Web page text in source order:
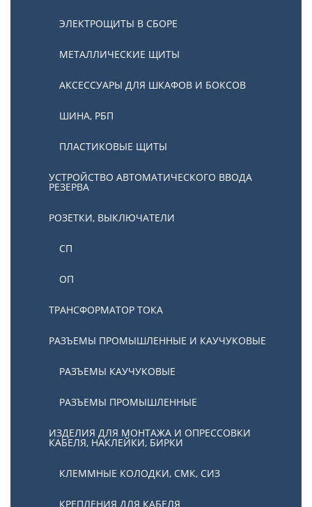
ЭЛЕКТРОЩИТЫ В СБОРЕ
МЕТАЛЛИЧЕСКИЕ ЩИТЫ
АКСЕССУАРЫ ДЛЯ ШКАФОВ И БОКСОВ
ШИНА, РБП
ПЛАСТИКОВЫЕ ЩИТЫ
УСТРОЙСТВО АВТОМАТИЧЕСКОГО ВВОДА
РЕЗЕРВА
РОЗЕТКИ, ВЫКЛЮЧАТЕЛИ
СП
ОП
ТРАНСФОРМАТОР ТОКА
РАЗЪЕМЫ ПРОМЫШЛЕННЫЕ И КАУЧУКОВЫЕ
РАЗЪЕМЫ КАУЧУКОВЫЕ
РАЗЪЕМЫ ПРОМЫШЛЕННЫЕ
ИЗДЕЛИЯ ДЛЯ МОНТАЖА И ОПРЕССОВКИ
КАБЕЛЯ, НАКЛЕЙКИ, БИРКИ
КЛЕММНЫЕ КОЛОДКИ, СМК, СИЗ
КРЕПЛЕНИЯ ДЛЯ КАБЕЛЯ